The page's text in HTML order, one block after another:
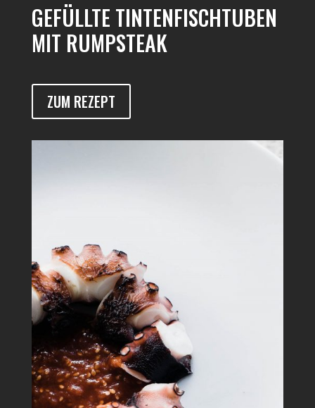
GEFÜLLTE TINTENFISCHTUBEN
MIT RUMPSTEAK
ZUM REZEPT